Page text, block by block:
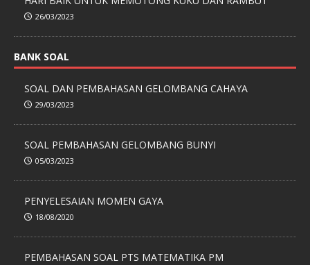
26/03/2023
BANK SOAL
SOAL DAN PEMBAHASAN GELOMBANG CAHAYA
29/03/2023
SOAL PEMBAHASAN GELOMBANG BUNYI
05/03/2023
PENYELESAIAN MOMEN GAYA
18/08/2020
PEMBAHASAN SOAL PTS MATEMATIKA PM